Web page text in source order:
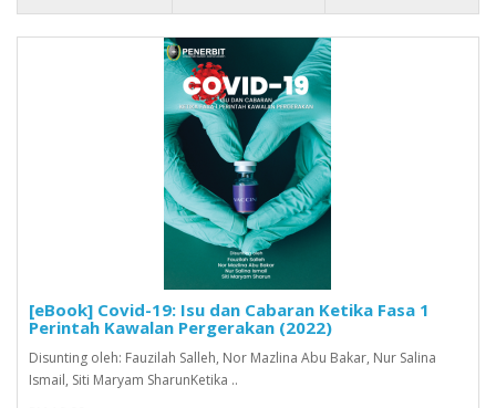
[eBook] Covid-19: Isu dan Cabaran Ketika Fasa 1
Perintah Kawalan Pergerakan (2022)
Disunting oleh: Fauzilah Salleh, Nor Mazlina Abu Bakar, Nur Salina
Ismail, Siti Maryam SharunKetika ..